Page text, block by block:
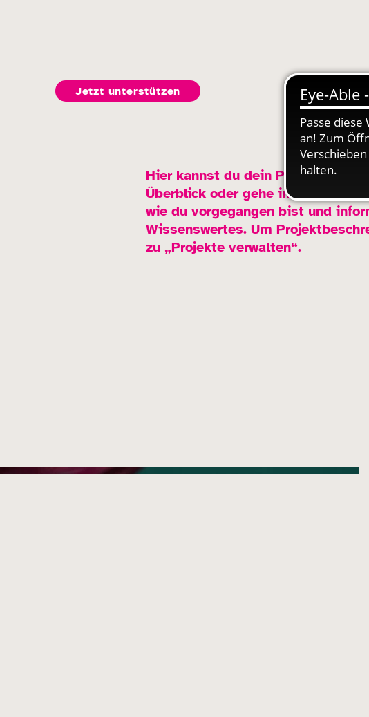
Jetzt unterstützen
Hier kannst du dein Projekt
Überblick oder gehe ins Detail
wie du vorgegangen bist und
Wissenswertes. Um
zu „Projekte verwalten“.